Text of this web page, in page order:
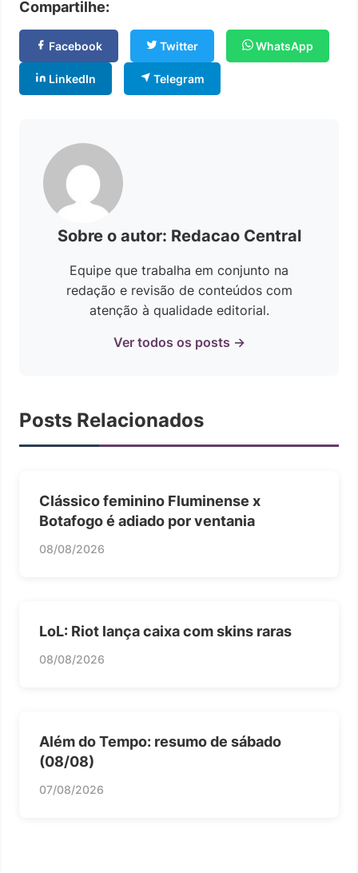
Compartilhe:
Facebook Twitter WhatsApp
LinkedIn Telegram
Sobre o autor: Redacao Central
Equipe que trabalha em conjunto na
redação e revisão de conteúdos com
atenção à qualidade editorial.
Ver todos os posts →
Posts Relacionados
Clássico feminino Fluminense x
Botafogo é adiado por ventania
08/08/2026
LoL: Riot lança caixa com skins raras
08/08/2026
Além do Tempo: resumo de sábado
(08/08)
07/08/2026